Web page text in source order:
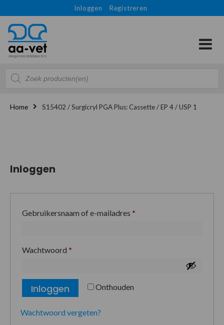
Inloggen Registreren
Producten
zoeken
Home S15402 / Surgicryl PGA Plus: Cassette / EP 4 / USP 1
Inloggen
Gebruikersnaam of e-mailadres *
Wachtwoord *
Onthouden
Inloggen
Wachtwoord vergeten?